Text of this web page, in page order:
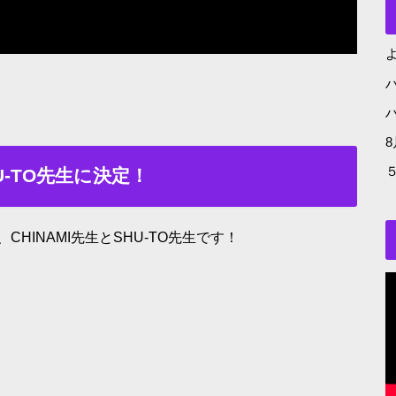
先生に決定！
先生とSHU-TO先生です！
8